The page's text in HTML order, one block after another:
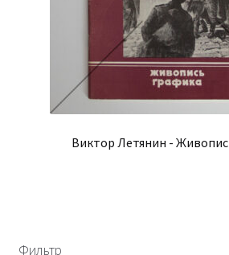
Виктор Летянин -
Фильтр